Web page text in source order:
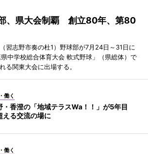
、県大会制覇 創立80年、第80
習志野市奏の杜1）野球部が7月24日～31日に
中学校総合体育大会 軟式野球」（県総体）で
る関東大会に出場する。
働く
・香澄の「地域テラスWa！！」が5年目
える交流の場に
働く